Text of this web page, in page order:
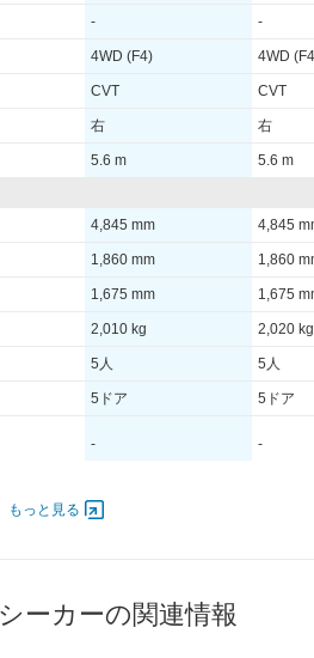
- -
4WD (F4) 4WD
CVT CVT
右 右
5.6 m 5.6 m
4,845 mm 4,845
1,860 mm 1,860
1,675 mm 1,675
2,010 kg 2,020 kg
5人 5人
5ドア 5ドア
- -
- [-]/ -
もっと見る
ーカーの関連情報